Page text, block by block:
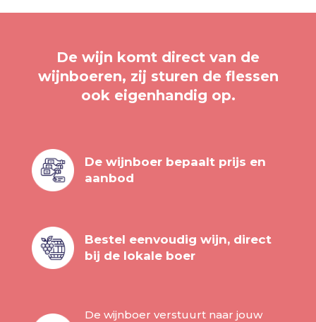
De wijn komt direct van de
wijnboeren, zij sturen de flessen
ook eigenhandig op.
De wijnboer bepaalt prijs en
aanbod
Bestel eenvoudig wijn, direct
bij de lokale boer
De wijnboer verstuurt naar jouw